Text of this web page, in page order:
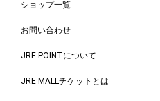
ショップ一覧
お問い合わせ
JRE POINTについて
JRE MALLチケットとは